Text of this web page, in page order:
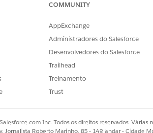
e como eles são priorizados.
de trabalho no Salesforce Go
qualquer objeto e o objeto
de trabalho.
de trabalho
diálise ou outro equipamento junto com
COMMUNITY
AppExchange
Administradores do Salesforce
Desenvolvedores do Salesforce
Trailhead
Treinamento
Trust
Inc. Todos os direitos reservados. Várias
Jornalista Roberto Marinho, 85 - 14º andar - Cidade